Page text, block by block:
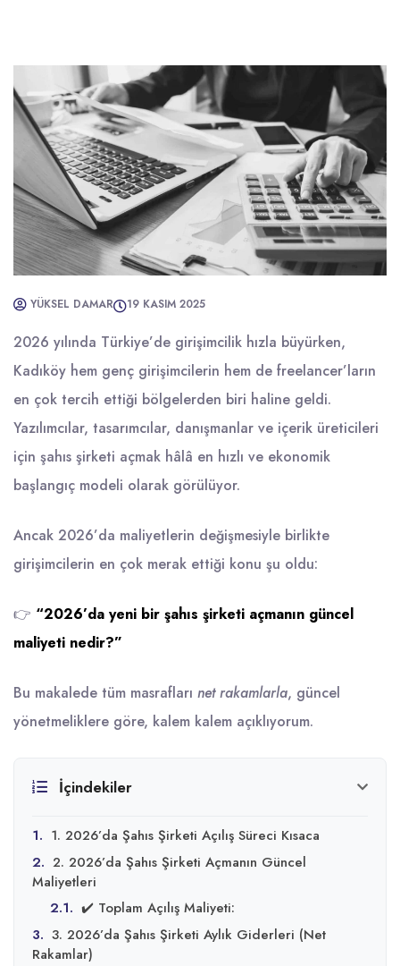
YÜKSEL DAMAR 19 KASIM 2025
2026 yılında Türkiye’de girişimcilik hızla büyürken,
Kadıköy hem genç girişimcilerin hem de freelancer’ların
en çok tercih ettiği bölgelerden biri haline geldi.
Yazılımcılar, tasarımcılar, danışmanlar ve içerik üreticileri
için şahıs şirketi açmak hâlâ en hızlı ve ekonomik
başlangıç modeli olarak görülüyor.
Ancak 2026’da maliyetlerin değişmesiyle birlikte
girişimcilerin en çok merak ettiği konu şu oldu:
👉 “2026’da yeni bir şahıs şirketi açmanın güncel
maliyeti nedir?”
Bu makalede tüm masrafları net rakamlarla, güncel
yönetmeliklere göre, kalem kalem açıklıyorum.
İçindekiler
1. 1. 2026’da Şahıs Şirketi Açılış Süreci Kısaca
2. 2. 2026’da Şahıs Şirketi Açmanın Güncel
Maliyetleri
2.1. ✔️ Toplam Açılış Maliyeti:
3. 3. 2026’da Şahıs Şirketi Aylık Giderleri (Net
Rakamlar)